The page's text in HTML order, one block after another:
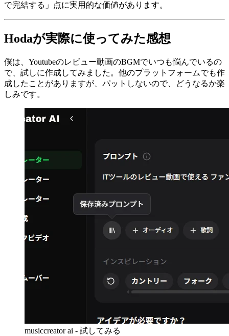
で完結する」点に実用的な価値があります。
Hodaが実際に使ってみた感想
僕は、Youtubeのレビュー動画のBGMでいつも悩んでいるの
で、試しに作成してみました。他のプラットフォームでも作
成したことがありますが、パットしないので、どうなるか楽
しみです。
musiccreator ai - 試してみる